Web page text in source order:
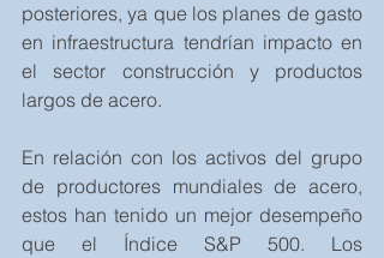
posteriores, ya que los planes de gasto
en infraestructura tendrían impacto en
el sector construcción y productos
largos de acero.
En relación con los activos del grupo
de productores mundiales de acero,
estos han tenido un mejor desempeño
que el Índice S&P 500. Los